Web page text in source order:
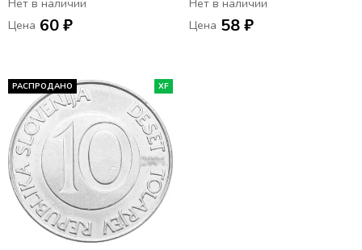
Нет в наличии
Цена 60 ₽
Нет в наличии
Цена 58 ₽
РАСПРОДАНО XF